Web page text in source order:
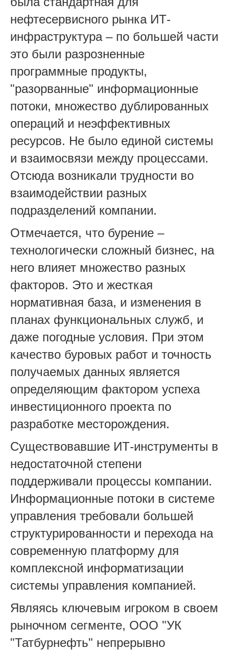
нефтесервисного рынка ИТ-
инфраструктура – по большей части
это были разрозненные
программные продукты,
"разорванные" информационные
потоки, множество дублированных
операций и неэффективных
ресурсов. Не было единой системы
и взаимосвязи между процессами.
Отсюда возникали трудности во
взаимодействии разных
подразделений компании.
Отмечается, что бурение –
технологически сложный бизнес, на
него влияет множество разных
факторов. Это и жесткая
нормативная база, и изменения в
планах функциональных служб, и
даже погодные условия. При этом
качество буровых работ и точность
получаемых данных является
определяющим фактором успеха
инвестиционного проекта по
разработке месторождения.
Существовавшие ИТ-инструменты в
недостаточной степени
поддерживали процессы компании.
Информационные потоки в системе
управления требовали большей
структурированности и перехода на
современную платформу для
комплексной информатизации
системы управления компанией.
Являясь ключевым игроком в своем
рыночном сегменте, ООО "УК
"Татбурнефть" непрерывно